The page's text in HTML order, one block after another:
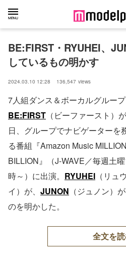
BE:FIRST・RYUHEI、
しているもの明かす
2024.03.10 12:28 136,547 views
7人組ダンス＆ボーカルグループ
BE:FIRST （ビーファースト）
日、グループでナビゲーターを
る番組『Amazon Music MILLION
BILLION』（J-WAVE／毎週土
時～）に出演。 RYUHEI （リュ
イ）が、 JUNON （ジュノン）
のを明かした。
全文を